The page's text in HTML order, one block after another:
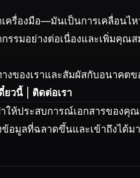
ครื่องมือ—มันเป็นการเคลื่อนไ
รรมอย่างต่อเนื่องและเพิ่มคุณ
งของเราและสัมผัสกับอนาคต
ยวนี้
ติดต่อเรา
ำให้ประสบการณ์เอกสารของคุ
อมูลที่ฉลาดขึ้นและเข้าถึงได้ม